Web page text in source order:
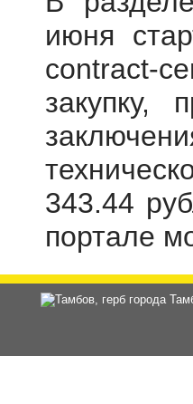
июня
contract-
закупку,
343.44
портале